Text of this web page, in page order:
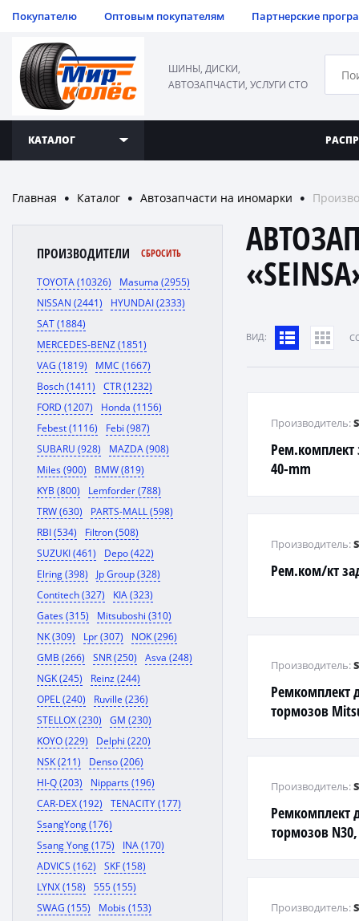
Покупателю Оптовым покупателям Партнерские
ШИНЫ, ДИСКИ,
АВТОЗАПЧАСТИ, УСЛУГИ СТО
КАТАЛОГ
Главная ● Каталог ● Автозапчасти на иномарки ●
ПРОИЗВОДИТЕЛИ СБРОСИТЬ
TOYOTA (10326)
Masuma (2955)
NISSAN (2441)
HYUNDAI (2333)
SAT (1884)
MERCEDES-BENZ (1851)
VAG (1819)
MMC (1667)
Bosch (1411)
CTR (1232)
FORD (1207)
Honda (1156)
Febest (1116)
Febi (987)
SUBARU (928)
MAZDA (908)
Miles (900)
BMW (819)
KYB (800)
Lemforder (788)
TRW (630)
PARTS-MALL (598)
RBI (534)
Filtron (508)
SUZUKI (461)
Depo (422)
Elring (398)
Jp Group (328)
Contitech (327)
KIA (323)
Gates (315)
Mitsuboshi (310)
NK (309)
Lpr (307)
NOK (296)
GMB (266)
SNR (250)
Asva (248)
NGK (245)
Reinz (244)
OPEL (240)
Ruville (236)
STELLOX (230)
GM (230)
KOYO (229)
Delphi (220)
NSK (211)
Denso (206)
HI-Q (203)
Nipparts (196)
CAR-DEX (192)
TENACITY (177)
SsangYong (176)
Ssang Yong (175)
INA (170)
ADVICS (162)
SKF (158)
LYNX (158)
555 (155)
SWAG (155)
Mobis (153)
ВИД:
Рем.комплект
40-mm
Производитель:
Рем.ком/кт
Производитель:
Ремкомплект
тормозов
Производитель:
Ремкомплект
тормозов N30,
Производитель:
Производитель: